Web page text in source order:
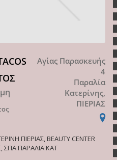
Αγίας Παρασκευής
4
Παραλία
Κατερίνης,
ΠΙΕΡΙΑΣ
ΠΙΕΡΙΑΣ, BEAUTY CENTER
ΣΠΑ ΠΑΡΑΛΙΑ ΚΑΤ